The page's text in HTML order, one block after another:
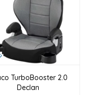
TurboBooster 2.0
Declan